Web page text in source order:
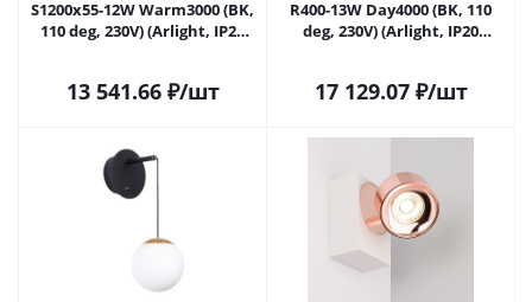
S1200x55-12W Warm3000 (BK,
110 deg, 230V) (Arlight, IP20
13 541.66₽/шт
R400-13W Day4000 (BK, 110
deg, 230V) (Arlight, IP20
17 129.07₽/шт